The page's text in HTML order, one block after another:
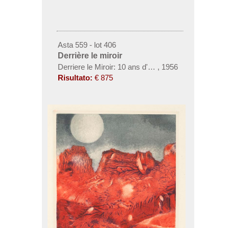
Asta 559 - lot 406
Derrière le miroir
Derriere le Miroir: 10 ans d'edition
, 1956
Risultato: € 875